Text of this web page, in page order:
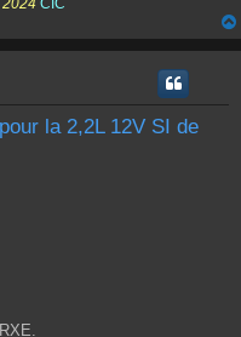
2024 CIC
la 2,2L 12V SI de